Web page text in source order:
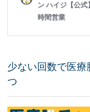
少ない回数で医
つ